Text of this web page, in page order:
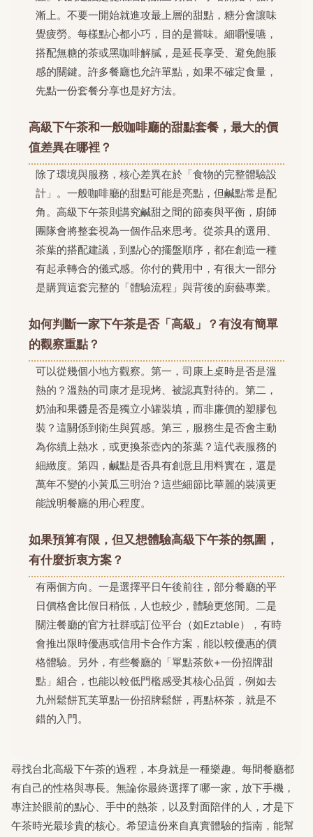
漸上。不要一開始就進攻最上層的甜點，糖分會讓味
覺疲勞。每樣點心都小巧，目的是嘗味。細嚼慢嚥，
搭配無糖的茶或黑咖啡解膩，是延長享受、避免飽脹
感的關鍵。許多餐廳也允許單點，如果不確定食量，
先點一份套餐分享也是好方法。
高級下午茶和一般咖啡廳的甜點套餐，最大的價
值差異在哪裡？
除了環境與服務，核心差異在於「食物的完整體驗設
計」。一般咖啡廳的甜點可能是亮點，但鹹點常是配
角。高級下午茶則講究鹹甜之間的節奏與平衡，廚師
團隊會將整套視為一個作品來思考。從茶具的選用、
茶葉的搭配建議，到點心的擺盤順序，都在創造一種
有起承轉合的儀式感。你付的費用中，有很大一部分
是購買這套完整的「體驗流程」與背後的廚藝專業。
如何判斷一家下午茶是否「高級」？有沒有簡單
的觀察重點？
可以從幾個小地方觀察。第一，司康上桌時是否是溫
熱的？溫熱的司康才是現烤、被認真對待的。第二，
奶油和果醬是否是獨立小罐裝填，而非廉價的塑膠包
裝？這關係到衛生與質感。第三，服務生是否會主動
為你續上熱水，或更換茶壺內的茶葉？這代表服務的
細緻度。第四，鹹點是否具有創意且用料實在，還是
萬年不變的小黃瓜三明治？這些細節比華麗的裝潢更
能說明餐廳的用心程度。
如果預算有限，但又想體驗高級下午茶的氛圍，
有什麼折衷方案？
有兩個方向。一是選擇平日午後前往，部分餐廳的平
日價格會比假日稍低，人也較少，體驗更悠閒。二是
關注餐廳的官方社群或訂位平台（如Eztable），有時
會推出限時優惠或信用卡合作方案，能以較優惠的價
格體驗。另外，有些餐廳的「單點茶飲+一份招牌甜
點」組合，也能以較低門檻感受其核心品質，例如去
九州鬆餅瓦芙單點一份招牌鬆餅，再點杯茶，就是不
錯的入門。
尋找台北高級下午茶的過程，本身就是一種樂趣。每間餐廳都
有自己的性格與專長。無論你最終選擇了哪一家，放下手機，
專注於眼前的點心、手中的熱茶，以及對面陪伴的人，才是下
午茶時光最珍貴的核心。希望這份來自真實體驗的指南，能幫